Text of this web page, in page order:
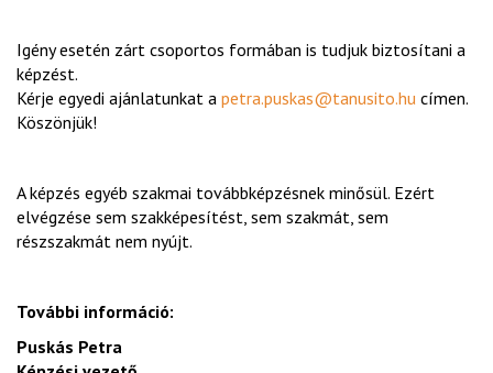
Igény esetén zárt csoportos formában is tudjuk biztosítani a
képzést.
Kérje egyedi ajánlatunkat a petra.puskas@tanusito.hu címen.
Köszönjük!
A képzés egyéb szakmai továbbképzésnek minősül. Ezért
elvégzése sem szakképesítést, sem szakmát, sem
részszakmát nem nyújt.
További információ:
Puskás Petra